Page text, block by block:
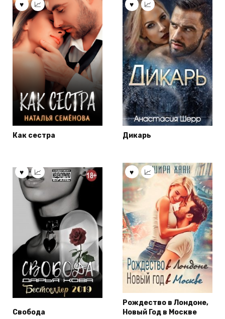
Как сестра Дикарь
Свобода
Рождество в Лондоне,
Новый Год в Москве